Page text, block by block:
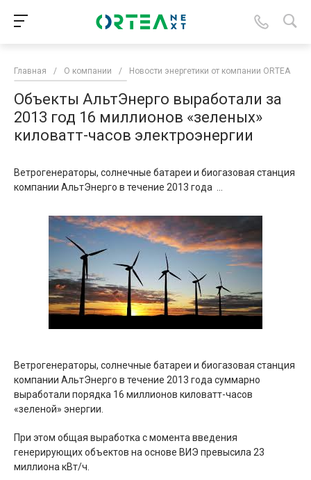
Главная / О компании / Новости энергетики от компании ORTEA
Объекты АльтЭнерго выработали за
2013 год 16 миллионов «зеленых»
киловатт-часов электроэнергии
Ветрогенераторы, солнечные батареи и биогазовая станция
компании АльтЭнерго в течение 2013 года ...
Ветрогенераторы, солнечные батареи и биогазовая станция
компании АльтЭнерго в течение 2013 года суммарно
выработали порядка 16 миллионов киловатт-часов
«зеленой» энергии.
При этом общая выработка с момента введения
генерирующих объектов на основе ВИЭ превысила 23
миллиона кВт/ч.